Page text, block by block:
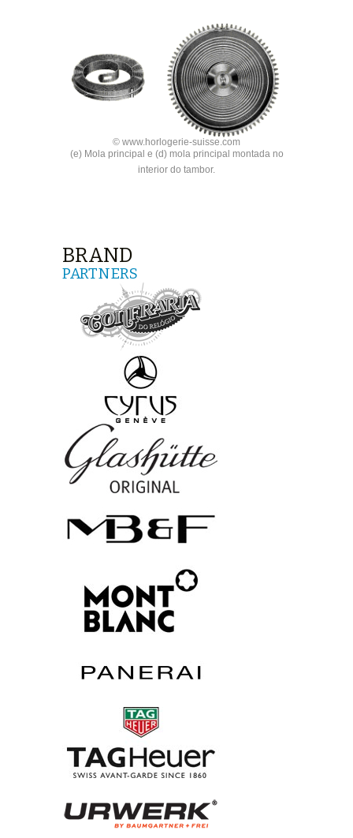
© www.horlogerie-suisse.com
(e) Mola principal e (d) mola principal montada no
interior do tambor.
BRAND
PARTNERS